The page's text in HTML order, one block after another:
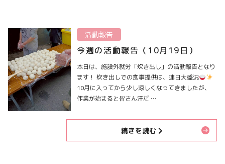
活動報告
今週の活動報告（10月19日）
本日は、施設外就労「炊き出し」の活動報告となり
ます！ 炊き出しでの食事提供は、連日大盛況
10月に入ってから少し涼しくなってきましたが、
作業が始まると皆さん汗だ …
続きを読む